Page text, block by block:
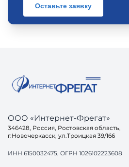
Оставьте заявку
ООО «Интернет-Фрегат»
346428, Россия, Ростовская область,
г.Новочеркасск, ул.Троицкая 39/166
ИНН 6150032475, ОГРН 1026102223608